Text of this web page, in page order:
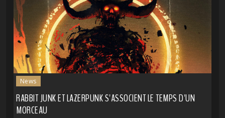
News
RABBIT JUNK ET LAZERPUNK S'ASSOCIENT LE TEMPS D'UN
MORCEAU